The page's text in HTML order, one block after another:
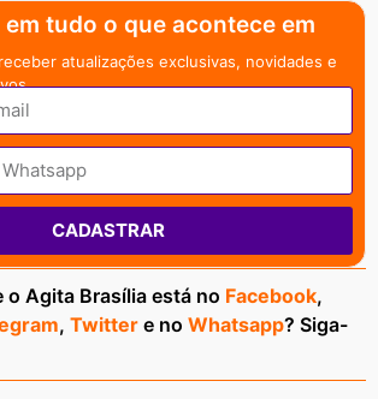
tudo o que acontece em
atualizações exclusivas, novidades e
CADASTRAR
o Agita Brasília está no Facebook,
, Twitter e no Whatsapp? Siga-